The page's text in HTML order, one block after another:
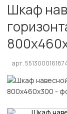
Шкаф
арт.